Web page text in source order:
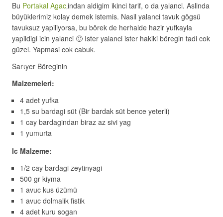
Bu Portakal Agac‚indan aldigim ikinci tarif, o da yalanci. Aslinda
büyüklerimiz kolay demek istemis. Nasil yalanci tavuk gögsü
tavuksuz yapiliyorsa, bu börek de herhalde hazir yufkayla
yapildigi icin yalanci 🙂 Ister yalanci ister hakiki böregin tadi cok
güzel. Yapmasi cok cabuk.
Sarιyer Böreginin
Malzemeleri:
4 adet yufka
1,5 su bardagi süt (Bir bardak süt bence yeterli)
1 cay bardagindan biraz az sivi yag
1 yumurta
Ic Malzeme:
1/2 cay bardagi zeytinyagi
500 gr kiyma
1 avuc kus üzümü
1 avuc dolmalik fistik
4 adet kuru sogan